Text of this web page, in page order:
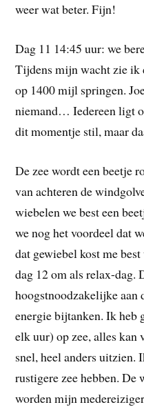
weer wat beter. Fijn!
Dag 11 14:45 uur: we
Tijdens mijn wacht zie ik
op 1400 mijl springen.
niemand… Iedereen ligt
dit momentje stil, maar
De zee wordt een beetje
van achteren de
wiebelen we best een
we nog het voordeel dat
dat gewiebel kost me
dag 12 om als relax-dag.
hoogstnoodzakelijke aan
energie bijtanken. Ik heb
elk uur) op zee, alles kan
snel, heel anders uitzien.
rustigere zee hebben.
worden mijn